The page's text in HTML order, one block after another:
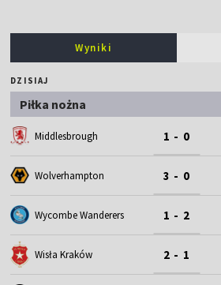
Wyniki
DZISIAJ
Piłka nożna
Middlesbrough 1 - 0
Wolverhampton 3 - 0
Wycombe Wanderers 1 - 2
Wisła Kraków 2 - 1